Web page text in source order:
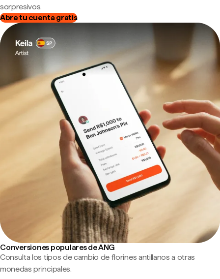
sorpresivos.
Abre tu cuenta gratis
Conversiones populares de ANG
Consulta los tipos de cambio de florines antillanos a otras
monedas principales.